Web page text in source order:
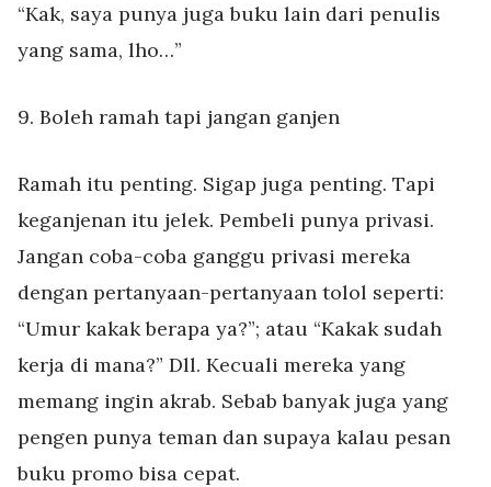
“Kak, saya punya juga buku lain dari penulis
yang sama, lho…”
9. Boleh ramah tapi jangan ganjen
Ramah itu penting. Sigap juga penting. Tapi
keganjenan itu jelek. Pembeli punya privasi.
Jangan coba-coba ganggu privasi mereka
dengan pertanyaan-pertanyaan tolol seperti:
“Umur kakak berapa ya?”; atau “Kakak sudah
kerja di mana?” Dll. Kecuali mereka yang
memang ingin akrab. Sebab banyak juga yang
pengen punya teman dan supaya kalau pesan
buku promo bisa cepat.